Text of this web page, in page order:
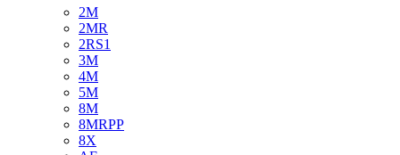
2M
2MR
2RS1
3M
4M
5M
8M
8MRPP
8X